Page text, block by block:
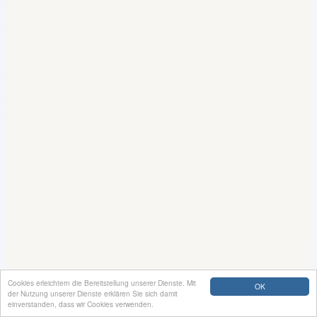
OK
Cookies erleichtern die Bereitstellung unserer Dienste. Mit
der Nutzung unserer Dienste erklären Sie sich damit
einverstanden, dass wir Cookies verwenden.